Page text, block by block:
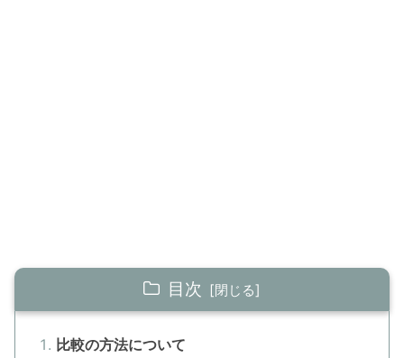
目次
比較の方法について